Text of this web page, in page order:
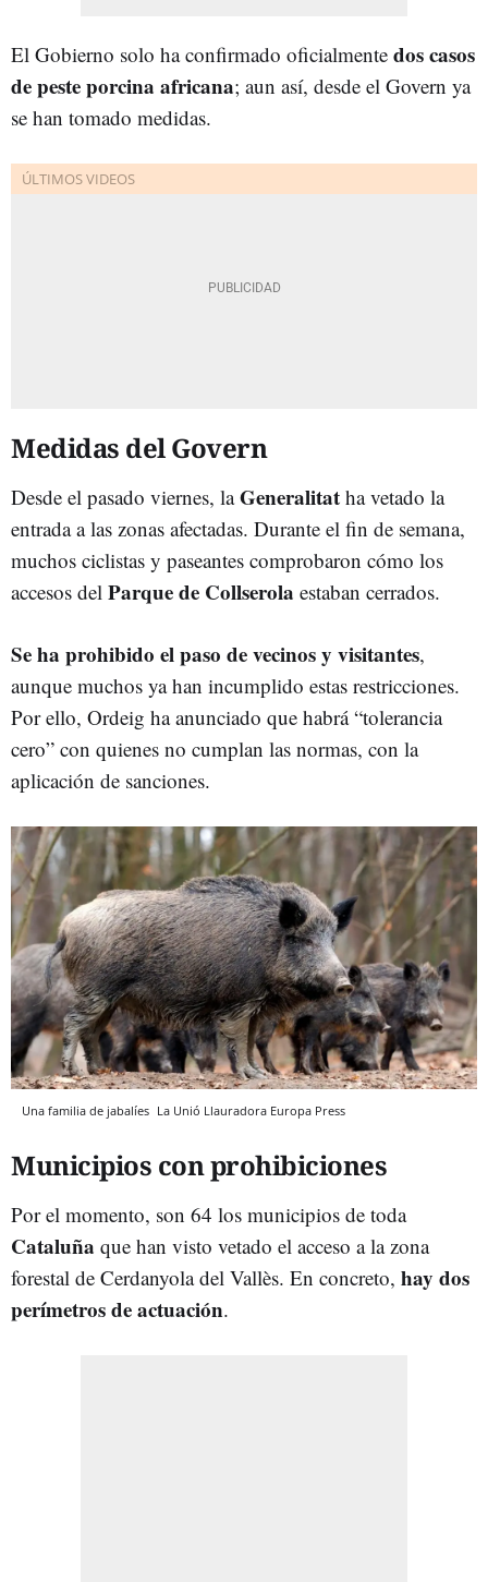
El Gobierno solo ha confirmado oficialmente dos casos
de peste porcina africana; aun así, desde el Govern ya
se han tomado medidas.
Medidas del Govern
Desde el pasado viernes, laGeneralitat ha vetado la
entrada a las zonas afectadas. Durante el fin de semana,
muchos ciclistas y paseantes comprobaron cómo los
accesos del Parque de Collserola estaban cerrados.
Se ha prohibido el paso de vecinos y visitantes,
aunque muchos ya han incumplido estas restricciones.
Por ello, Ordeig ha anunciado que habrá “tolerancia
cero” con quienes no cumplan las normas, con la
aplicación de sanciones.
Una familia de jabalíes La Unió Llauradora Europa Press
Municipios con prohibiciones
Por el momento, son 64 los municipios de toda
Cataluña que han visto vetado el acceso a la zona
forestal de Cerdanyola del Vallès. En concreto, hay dos
perímetros de actuación.